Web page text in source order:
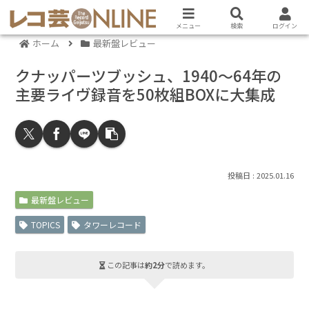
ホーム 最新盤レビュー
クナッパーツブッシュ、1940～64年の
主要ライヴ録音を50枚組BOXに大集成
2025.01.16
最新盤レビュー
TOPICS タワーレコード
この記事は約2分で読めます。
メニュー 検索 ログイン